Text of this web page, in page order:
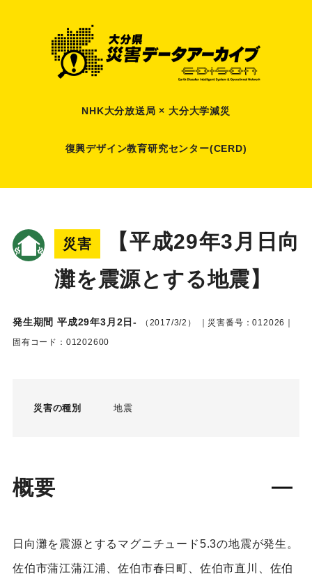
NHK大分放送局 × 大分大学減災
復興デザイン教育研究センター(CERD)
災害
【平成29年3月日向
灘を震源とする地震】
発生期間 平成29年3月2日- （2017/3/2）
｜災害番号：012026｜
固有コード：01202600
災害の種別 地震
概要
日向灘を震源とするマグニチュード5.3の地震が発生。
佐伯市蒲江蒲江浦、佐伯市春日町、佐伯市直川、佐伯